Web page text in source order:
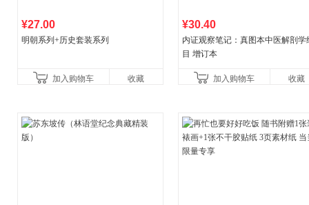
¥27.00
明朝系列+历史套装系列
加入购物车 收藏
¥30.40
内证观察笔记：真图本中医解剖学
目 增订本
加入购物车 收藏